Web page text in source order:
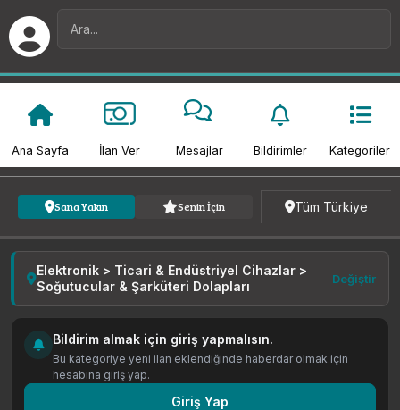
Ana Sayfa İlan Ver Mesajlar Bildirimler Kategoriler
Sana Yakın Senin İçin Tüm Türkiye
Elektronik > Ticari & Endüstriyel Cihazlar >
Soğutucular & Şarküteri Dolapları
Değiştir
Bildirim almak için giriş yapmalısın.
Bu kategoriye yeni ilan eklendiğinde haberdar olmak için
hesabına giriş yap.
Giriş Yap